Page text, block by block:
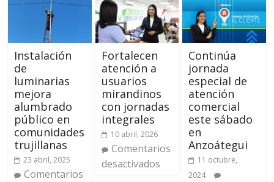
Instalación
de
luminarias
mejora
alumbrado
público en
comunidades
trujillanas
23 abril, 2025
Comentarios
Fortalecen
atención a
usuarios
mirandinos
con jornadas
integrales
10 abril, 2026
Comentarios
desactivados
Continúa
jornada
especial de
atención
comercial
este sábado
en
Anzoátegui
11 octubre,
2024